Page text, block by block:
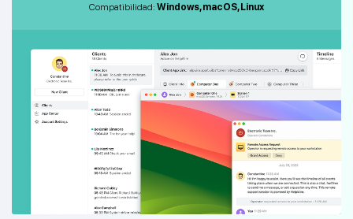
Compatibilidad: Windows, macOS, Linux